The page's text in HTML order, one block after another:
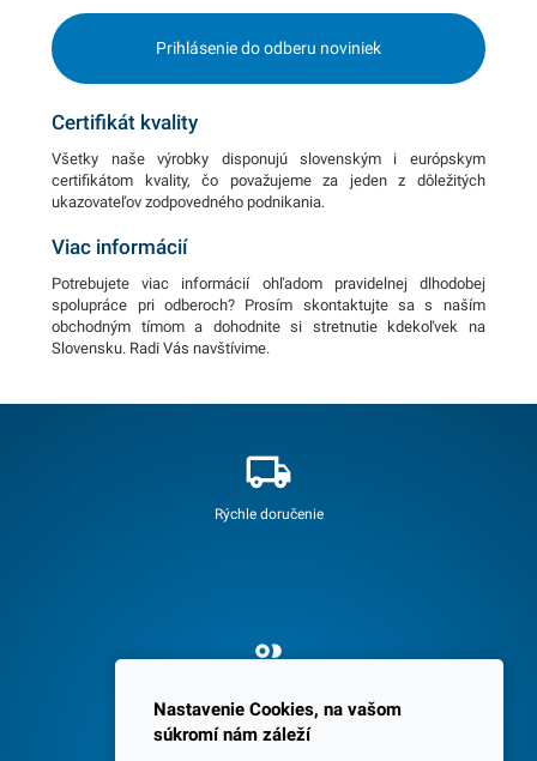
Prihlásenie do odberu noviniek
Certifikát kvality
Všetky naše výrobky disponujú slovenským i európskym
certifikátom kvality, čo považujeme za jeden z dôležitých
ukazovateľov zodpovedného podnikania.
Viac informácií
Potrebujete viac informácií ohľadom pravidelnej dlhodobej
spolupráce pri odberoch? Prosím skontaktujte sa s naším
obchodným tímom a dohodnite si stretnutie kdekoľvek na
Slovensku. Radi Vás navštívime.
Rýchle doručenie
Spokojných 3600 zákazníkov
Nastavenie Cookies, na vašom
súkromí nám záleží